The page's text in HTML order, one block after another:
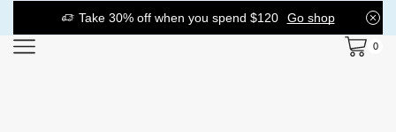
Take 30% off when you spend $120 Go shop
0